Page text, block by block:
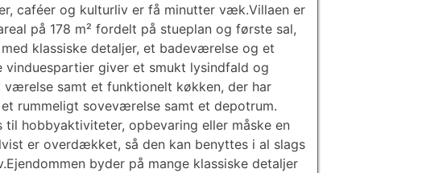
caféer og kulturliv er få minutter væk.Villaen er
på 178 m² fordelt på stueplan og første sal,
klassiske detaljer, et badeværelse og et
giver et smukt lysindfald og
samt et funktionelt køkken, der har
rummeligt soveværelse samt et depotrum.
hob­by­ak­ti­vi­te­ter, opbevaring eller måske en
er overdækket, så den kan benyttes i al slags
byder på mange klassiske detaljer